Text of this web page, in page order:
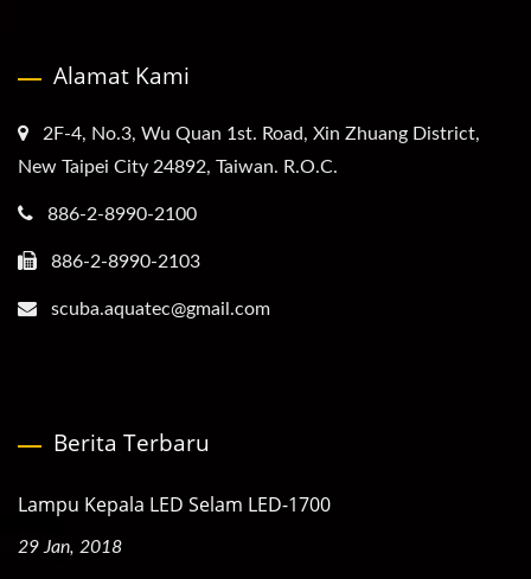
Alamat Kami
2F-4, No.3, Wu Quan 1st. Road, Xin Zhuang District,
New Taipei City 24892, Taiwan. R.O.C.
886-2-8990-2100
886-2-8990-2103
scuba.aquatec@gmail.com
Berita Terbaru
Lampu Kepala LED Selam LED-1700
29 Jan, 2018